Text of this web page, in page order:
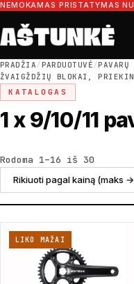
Pereiti prie turinio
NEMOKAMAS PRISTATYMAS
Ieškoti dalių
Ieškoti
PRADŽIA/PARDUOTUVĖ/PAVARŲ
ŽVAIGŽDŽIŲ BLOKAI,
KATALOGAS
1 x 9/10/11
Rodoma 1–16 iš 30
LIKO MAŽAI